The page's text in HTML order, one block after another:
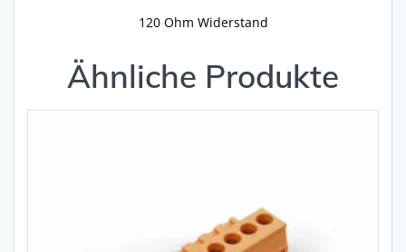
120 Ohm Widerstand
Ähnliche Produkte